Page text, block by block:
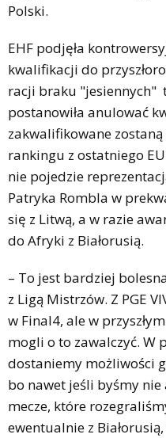
Polski.
EHF podjęła
kwalifikacji do
racji braku "jesiennych"
postanowiła anulować
zakwalifikowane
rankingu z ostatniego
nie pojedzie
Patryka Rombla w
się z Litwą, a w razie
do Afryki z Białorusią.
– To jest bardziej
z Ligą Mistrzów. Z PGE
w Final4, ale w
mogli o to zawalczyć. W
dostaniemy możliwości
bo nawet jeśli byśmy
mecze, które
ewentualnie z